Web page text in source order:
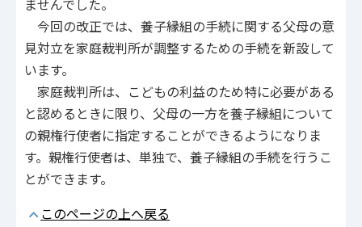
今回の改正では、養子縁組の手続に関する父母の意
見対立を家庭裁判所が調整するための手続を新設して
います。
家庭裁判所は、こどもの利益のため特に必要がある
と認めるときに限り、父母の一方を養子縁組について
の親権行使者に指定することができるようになりま
す。親権行使者は、単独で、養子縁組の手続を行うこ
とができます。
このページの上へ戻る